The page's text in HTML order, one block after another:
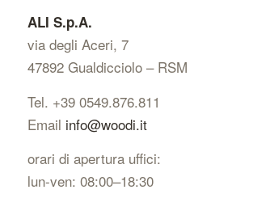
ALI S.p.A.
via degli Aceri, 7
47892 Gualdicciolo – RSM
Tel. +39 0549.876.811
Email info@woodi.it
orari di apertura uffici:
lun-ven: 08:00–18:30